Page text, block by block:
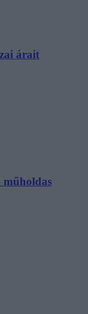
árait
műholdas